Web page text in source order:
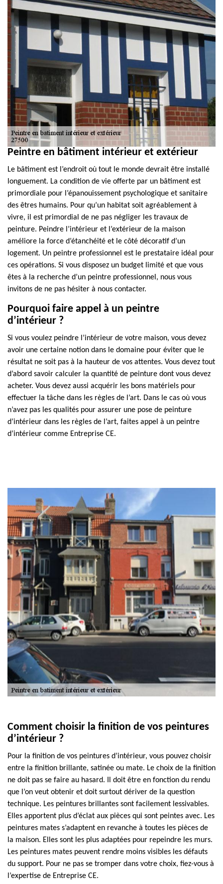
Peintre en bâtiment intérieur et extérieur
Le bâtiment est l’endroit où tout le monde devrait être installé
longuement. La condition de vie offerte par un bâtiment est
primordiale pour l’épanouissement psychologique et sanitaire
des êtres humains. Pour qu’un habitat soit agréablement à
vivre, il est primordial de ne pas négliger les travaux de
peinture. Peindre l’intérieur et l’extérieur de la maison
améliore la force d’étanchéité et le côté décoratif d’un
logement. Un peintre professionnel est le prestataire idéal pour
ces opérations. Si vous disposez un budget limité et que vous
êtes à la recherche d’un peintre professionnel, nous vous
invitons de ne pas hésiter à nous contacter.
Pourquoi faire appel à un peintre
d’intérieur ?
Si vous voulez peindre l’intérieur de votre maison, vous devez
avoir une certaine notion dans le domaine pour éviter que le
résultat ne soit pas à la hauteur de vos attentes. Vous devez tout
d’abord savoir calculer la quantité de peinture dont vous devez
acheter. Vous devez aussi acquérir les bons matériels pour
effectuer la tâche dans les règles de l’art. Dans le cas où vous
n’avez pas les qualités pour assurer une pose de peinture
d’intérieur dans les règles de l’art, faites appel à un peintre
d’intérieur comme Entreprise CE.
Comment choisir la finition de vos peintures
d’intérieur ?
Pour la finition de vos peintures d’intérieur, vous pouvez choisir
entre la finition brillante, satinée ou mate. Le choix de la finition
ne doit pas se faire au hasard. Il doit être en fonction du rendu
que l’on veut obtenir et doit surtout dériver de la question
technique. Les peintures brillantes sont facilement lessivables.
Elles apportent plus d’éclat aux pièces qui sont peintes avec. Les
peintures mates s’adaptent en revanche à toutes les pièces de
la maison. Elles sont les plus adaptées pour repeindre les murs.
Les peintures mates peuvent rendre moins visibles les défauts
du support. Pour ne pas se tromper dans votre choix, fiez-vous à
l’expertise de Entreprise CE.